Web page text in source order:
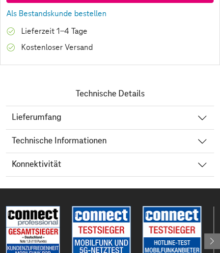
Als Bestandskunde bestellen
Lieferzeit 1-4 Tage
Kostenloser Versand
Technische Details
Lieferumfang
Technische Informationen
Konnektivität